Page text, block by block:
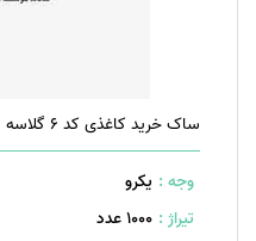
ساک خرید کاغذی کد 6 گلاسه سلفون مات
وجه : یکرو
تیراژ : 1000 عدد